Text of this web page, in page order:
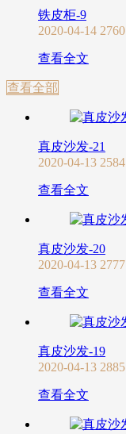
铁皮柜-9
2020-04-14 2760
查看全文
查看全部
真皮沙发-21
2020-04-13 2584
查看全文
真皮沙发-20
2020-04-13 2777
查看全文
真皮沙发-19
2020-04-13 2885
查看全文